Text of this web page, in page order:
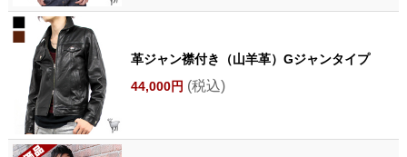
革ジャン襟付き（山羊革）Gジャンタイプ
44,000円 (税込)